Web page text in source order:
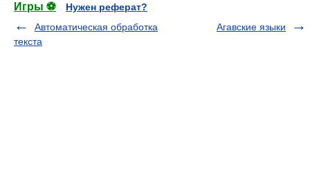
Игры ⚽
Нужен реферат?
Автоматическая обработка
текста
Агавские языки